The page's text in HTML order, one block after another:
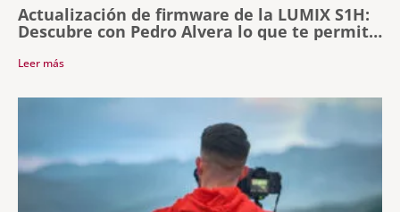
Actualización de firmware de la LUMIX S1H:
Descubre con Pedro Alvera lo que te permite
Leer más